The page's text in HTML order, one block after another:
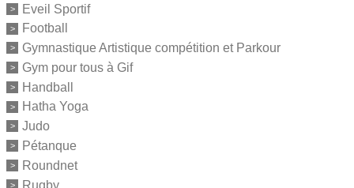
Eveil Sportif
Football
Gymnastique Artistique compétition et Parkour
Gym pour tous à Gif
Handball
Hatha Yoga
Judo
Pétanque
Roundnet
Rugby